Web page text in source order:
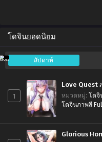
โดจินยอดนิยม
สัปดาห์
1
Love Quest
หมวดหมู่: โดจิ
โดจินภาพสี
Glorious